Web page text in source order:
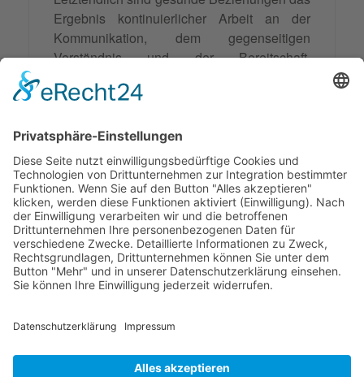
Ergebnis kontinuierlicher Arbeit an der
Kommunikation, dem gegenseitigen
Verständnis und der Bereitschaft,
Prinzipien beherzigt, kann
lösen, sondern auch präventiv für
harmonischere zwischenmenschliche
Beziehungen sorgen.
Synonyme: Beziehungskonflikte
© 2026 Frank Hartung Ihr Mediator bei Konflikten in Familie,